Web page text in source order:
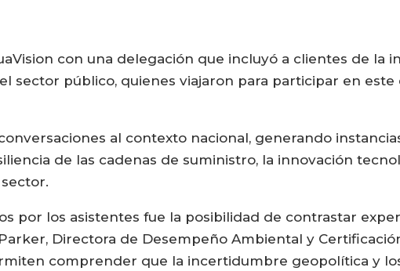
con una delegación que incluyó a clientes de la
sector público, quienes viajaron para participar en este
al contexto nacional, generando
de las cadenas de suministro, la innovación
por los asistentes fue la posibilidad de contrastar
Directora de Desempeño Ambiental y
comprender que la incertidumbre geopolítica y